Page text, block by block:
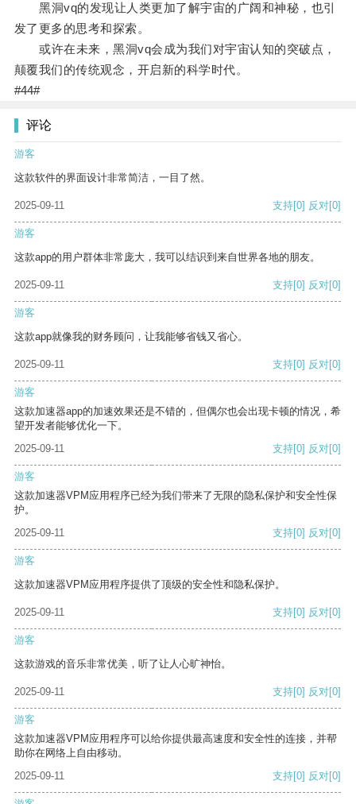
黑洞vq的发现让人类更加了解宇宙的广阔和神秘，也引
发了更多的思考和探索。
或许在未来，黑洞vq会成为我们对宇宙认知的突破点，
颠覆我们的传统观念，开启新的科学时代。
#44#
评论
游客
这款软件的界面设计非常简洁，一目了然。
2025-09-11 支持[0] 反对[0]
游客
这款app的用户群体非常庞大，我可以结识到来自世界各地的朋友。
2025-09-11 支持[0] 反对[0]
游客
这款app就像我的财务顾问，让我能够省钱又省心。
2025-09-11 支持[0] 反对[0]
游客
这款加速器app的加速效果还是不错的，但偶尔也会出现卡顿的情况，希
望开发者能够优化一下。
2025-09-11
支持[0] 反对[0]
游客
这款加速器VPM应用程序已经为我们带来了无限的隐私保护和安全性保
护。
2025-09-11
支持[0] 反对[0]
游客
这款加速器VPM应用程序提供了顶级的安全性和隐私保护。
2025-09-11 支持[0] 反对[0]
游客
这款游戏的音乐非常优美，听了让人心旷神怡。
2025-09-11 支持[0] 反对[0]
游客
这款加速器VPM应用程序可以给你提供最高速度和安全性的连接，并帮
助你在网络上自由移动。
2025-09-11
支持[0] 反对[0]